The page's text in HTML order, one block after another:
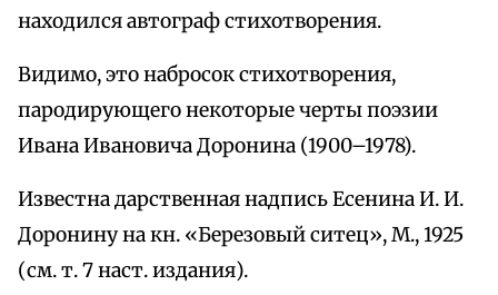
находился автограф стихотворения.
Видимо, это набросок стихотворения,
пародирующего некоторые черты поэзии
Ивана Ивановича Доронина (1900–1978).
Известна дарственная надпись Есенина И. И.
Доронину на кн. «Березовый ситец», М., 1925
(см. т. 7 наст. издания).